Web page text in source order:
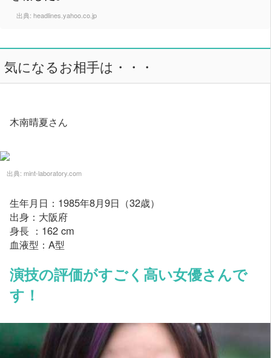
出典: headlines.yahoo.co.jp
気になるお相手は・・・
木南晴夏さん
出典: mint-laboratory.com
生年月日：1985年8月9日（32歳）
出身：大阪府
身長 ：162 cm
血液型：A型
演技の評価がすごく高い女優さんで
す！